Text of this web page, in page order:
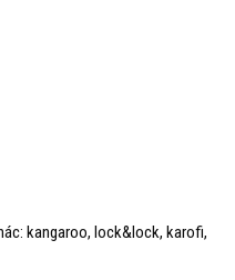
kangaroo, lock&lock, karofi,